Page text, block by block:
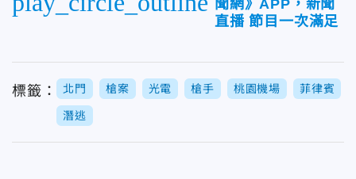
聞網》APP，新聞
直播 節目一次滿足
標籤： 北門 槍案 光電 槍手 桃園機場 菲律賓
潛逃